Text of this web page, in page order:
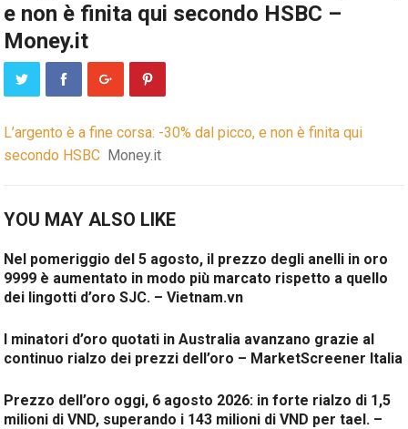
e non è finita qui secondo HSBC –
Money.it
L’argento è a fine corsa: -30% dal picco, e non è finita qui
secondo HSBC Money.it
YOU MAY ALSO LIKE
Nel pomeriggio del 5 agosto, il prezzo degli anelli in oro
9999 è aumentato in modo più marcato rispetto a quello
dei lingotti d’oro SJC. – Vietnam.vn
I minatori d’oro quotati in Australia avanzano grazie al
continuo rialzo dei prezzi dell’oro – MarketScreener Italia
Prezzo dell’oro oggi, 6 agosto 2026: in forte rialzo di 1,5
milioni di VND, superando i 143 milioni di VND per tael. –